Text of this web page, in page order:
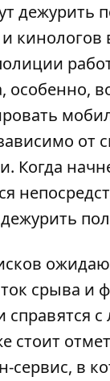
дежурить
особенно,
от
Когда
срыва и
справятся
стоит
сервис, в